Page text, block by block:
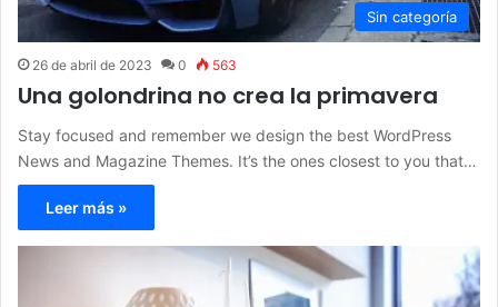
Sin categoría
26 de abril de 2023 0 563
Una golondrina no crea la primavera
Stay focused and remember we design the best WordPress
News and Magazine Themes. It’s the ones closest to you that…
Leer más »